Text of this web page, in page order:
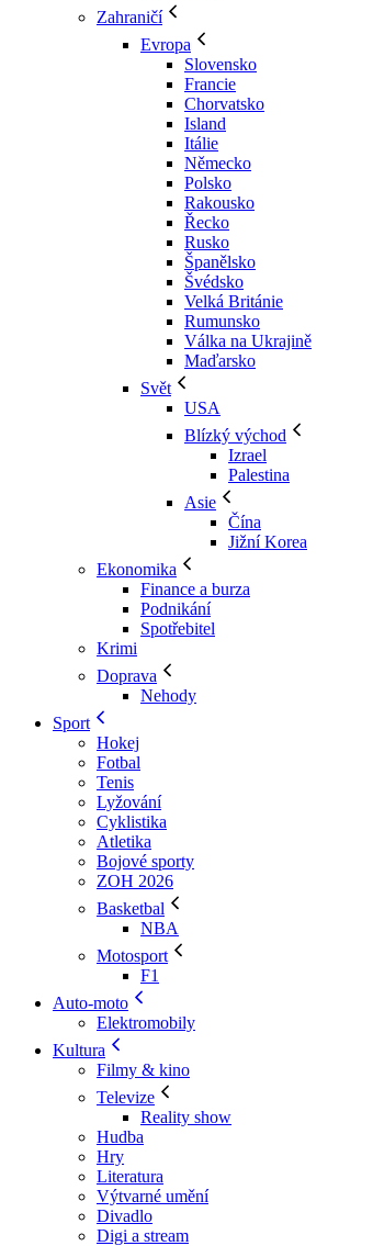
Zahraničí
Evropa
Slovensko
Francie
Chorvatsko
Island
Itálie
Německo
Polsko
Rakousko
Řecko
Rusko
Španělsko
Švédsko
Velká Británie
Rumunsko
Válka na Ukrajině
Maďarsko
Svět
USA
Blízký východ
Izrael
Palestina
Asie
Čína
Jižní Korea
Ekonomika
Finance a burza
Podnikání
Spotřebitel
Krimi
Doprava
Nehody
Sport
Hokej
Fotbal
Tenis
Lyžování
Cyklistika
Atletika
Bojové sporty
ZOH 2026
Basketbal
NBA
Motosport
F1
Auto-moto
Elektromobily
Kultura
Filmy & kino
Televize
Reality show
Hudba
Hry
Literatura
Výtvarné umění
Divadlo
Digi a stream